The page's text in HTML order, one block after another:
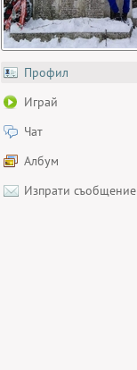
Профил
Играй
Чат
Албум
Изпрати съобщение